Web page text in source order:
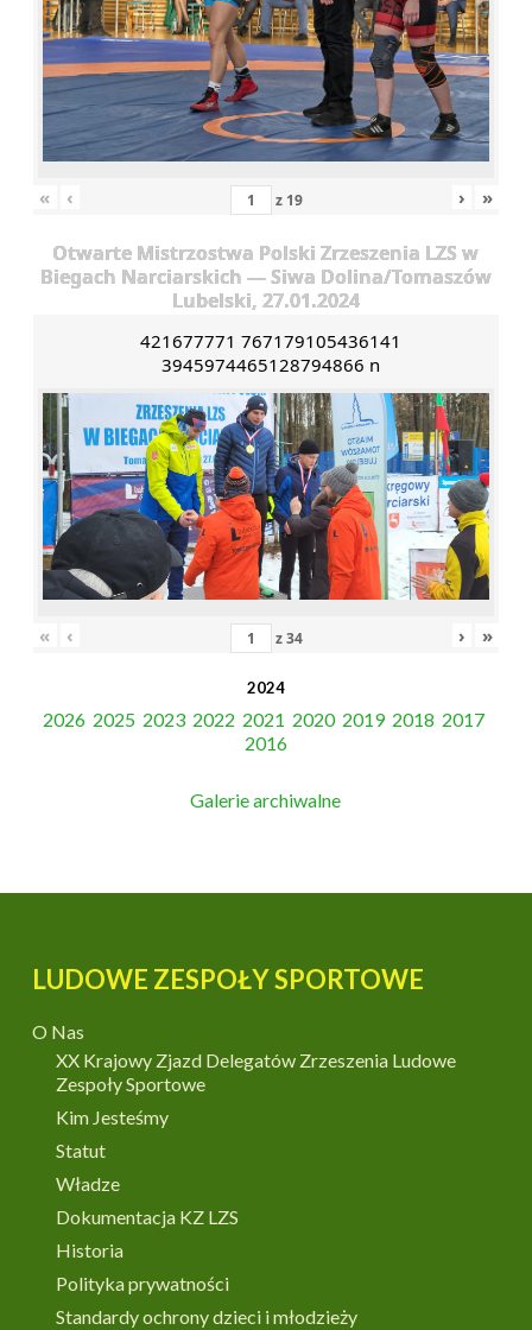
« ‹ z 19 › »
Otwarte Mistrzostwa Polski Zrzeszenia LZS w
Biegach Narciarskich — Siwa Dolina/Tomaszów
Lubelski, 27.01.2024
421677771 767179105436141
3945974465128794866 n
« ‹ z34 › »
2024
2026 2025 2023 2022 2021 2020 2019 2018 2017
2016
Galerie archiwalne
LUDOWE ZESPOŁY SPORTOWE
O Nas
XX Krajowy Zjazd Delegatów Zrzeszenia Ludowe
Zespoły Sportowe
Kim Jesteśmy
Statut
Władze
Dokumentacja KZ LZS
Historia
Polityka prywatności
Standardy ochrony dzieci i młodzieży